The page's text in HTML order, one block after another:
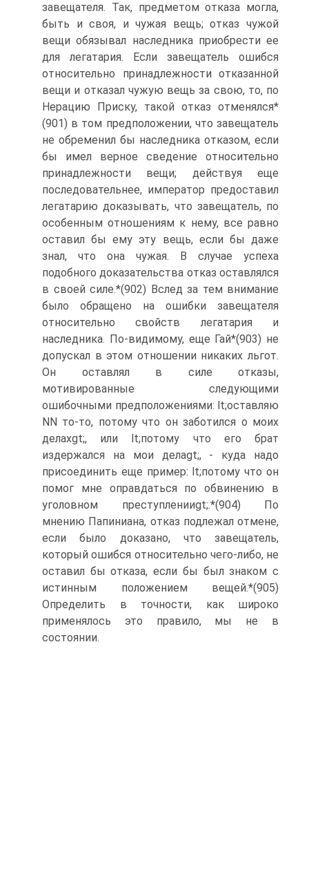
завещателя. Так, предметом отказа могла,
быть и своя, и чужая вещь; отказ чужой
вещи обязывал наследника приобрести ее
для легатария. Если завещатель ошибся
относительно принадлежности отказанной
вещи и отказал чужую вещь за свою, то, по
Нерацию Приску, такой отказ отменялся*
(901) в том предположении, что завещатель
не обременил бы наследника отказом, если
бы имел верное сведение относительно
принадлежности вещи; действуя еще
последовательнее, император предоставил
легатарию доказывать, что завещатель, по
особенным отношениям к нему, все равно
оставил бы ему эту вещь, если бы даже
знал, что она чужая. В случае успеха
подобного доказательства отказ оставлялся
в своей силе.*(902) Вслед за тем внимание
было обращено на ошибки завещателя
относительно свойств легатария и
наследника. По-видимому, еще Гай*(903) не
допускал в этом отношении никаких льгот.
Он оставлял в силе отказы,
мотивированные следующими
ошибочными предположениями: lt;оставляю
NN то-то, потому что он заботился о моих
делахgt;, или lt;потому что его брат
издержался на мои делаgt;, - куда надо
присоединить еще пример: lt;потому что он
помог мне оправдаться по обвинению в
уголовном преступленииgt;.*(904) По
мнению Папиниана, отказ подлежал отмене,
если было доказано, что завещатель,
который ошибся относительно чего-либо, не
оставил бы отказа, если бы был знаком с
истинным положением вещей.*(905)
Определить в точности, как широко
применялось это правило, мы не в
состоянии.